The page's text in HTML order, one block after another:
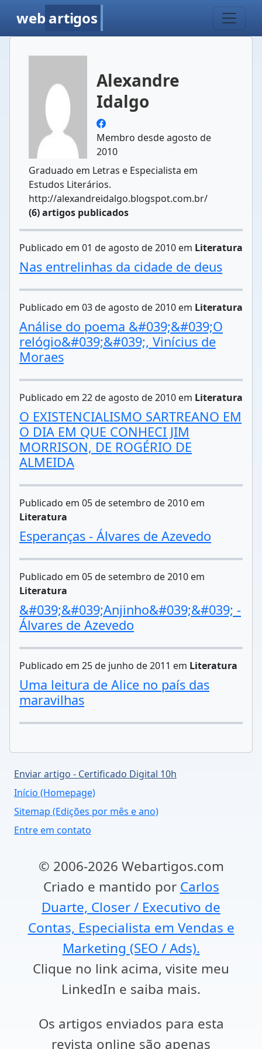
web artigos
Alexandre
Idalgo
Membro desde agosto de
2010
Graduado em Letras e Especialista em
Estudos Literários.
http://alexandreidalgo.blogspot.com.br/
(6) artigos publicados
Publicado em 01 de agosto de 2010 em Literatura
Nas entrelinhas da cidade de deus
Publicado em 03 de agosto de 2010 em Literatura
Análise do poema &#039;&#039;O
relógio&#039;&#039;, Vinícius de
Moraes
Publicado em 22 de agosto de 2010 em Literatura
O EXISTENCIALISMO SARTREANO EM
O DIA EM QUE CONHECI JIM
MORRISON, DE ROGÉRIO DE
ALMEIDA
Publicado em 05 de setembro de 2010 em
Literatura
Esperanças - Álvares de Azevedo
Publicado em 05 de setembro de 2010 em
Literatura
&#039;&#039;Anjinho&#039;&#039; -
Álvares de Azevedo
Publicado em 25 de junho de 2011 em Literatura
Uma leitura de Alice no país das
maravilhas
Enviar artigo - Certificado Digital 10h
Início (Homepage)
Sitemap (Edições por mês e ano)
Entre em contato
© 2006-2026 Webartigos.com
Criado e mantido por Carlos
Duarte, Closer / Executivo de
Contas, Especialista em Vendas e
Marketing (SEO / Ads).
Clique no link acima, visite meu
LinkedIn e saiba mais.
Os artigos enviados para esta
revista online são apenas